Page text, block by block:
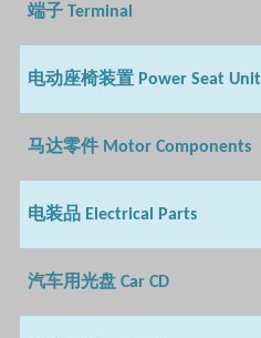
端子 Terminal
电动座椅装置 Power Seat Unit
马达零件 Motor Components
电装品 Electrical Parts
汽车用光盘 Car CD